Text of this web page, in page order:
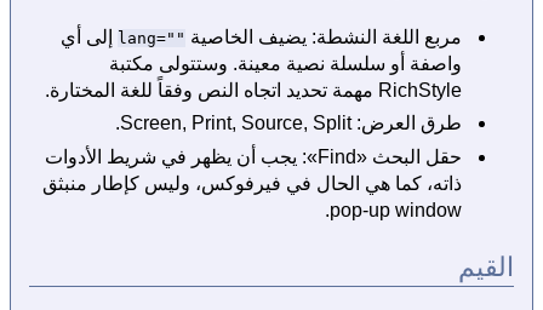
مربع اللغة النشطة: يضيف الخاصية lang=""
إلى أي
واصفة أو سلسلة نصية معينة. وستتولى مكتبة
RichStyle مهمة تحديد اتجاه النص وفقاً للغة المختارة.
طرق العرض: Screen, Print, Source, Split.
حقل البحث «Find»: يجب أن يظهر في شريط الأدوات
ذاته، كما هي الحال في فيرفوكس، وليس كإطار منبثق
pop-up window.
القيم